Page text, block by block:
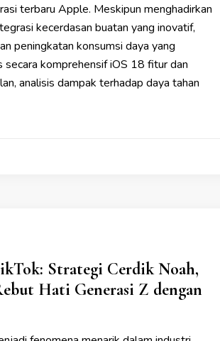
terbaru Apple. Meskipun menghadirkan
kecerdasan buatan yang inovatif,
peningkatan konsumsi daya yang
komprehensif iOS 18 fitur dan
analisis dampak terhadap daya tahan
Strategi Cerdik Noah,
Hati Generasi Z dengan